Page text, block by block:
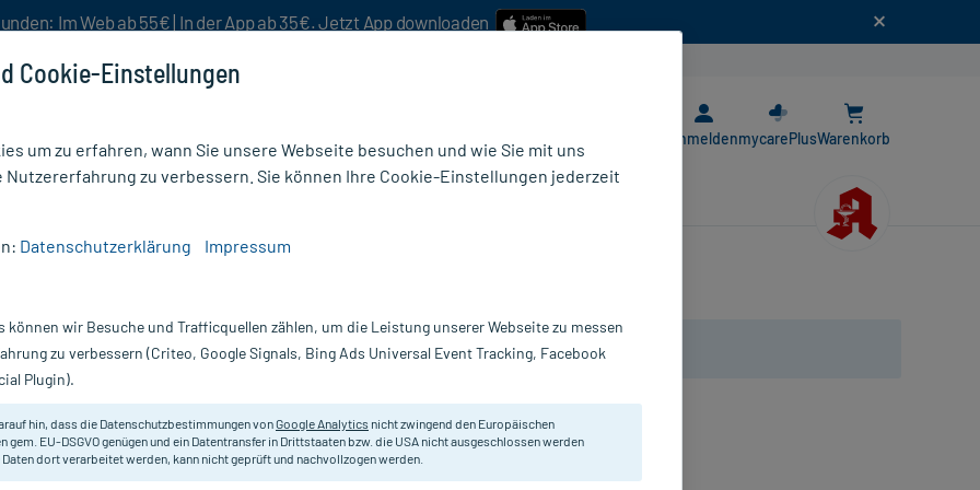
Im Web ab 55€ | In der App ab 35€. Jetzt App downloaden
AnmeldenmycarePlusWarenkorb
Nur für kurze Zeit:Gratis-Versand* ab 19€ Mindestbestellwert!
Arzneimittel zur Behandlung von Pilzerkrankungen der Haut.
Darreichung:
Creme
Cookie-Einstellungen
um zu erfahren, wann Sie unsere Webseite besuchen und wie Sie mit uns
Nutzererfahrung zu verbessern. Sie können Ihre Cookie-Einstellungen jederzeit
Datenschutzerklärung Impressum
können wir Besuche und Trafficquellen zählen, um die Leistung unserer Webseite zu messen
zu verbessern (Criteo, Google Signals, Bing Ads Universal Event Tracking, Facebook
Plugin).
hin, dass die Datenschutzbestimmungen vonGoogle Analytics nicht zwingend den Europäischen
gem. EU-DSGVO genügen und ein Datentransfer in Drittstaaten bzw. die USA nicht ausgeschlossen werden
Daten dort verarbeitet werden, kann nicht geprüft und nachvollzogen werden.